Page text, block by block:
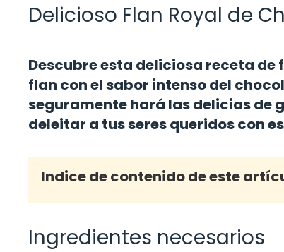
Delicioso Flan Royal de
Descubre esta deliciosa receta
flan con el sabor intenso del
seguramente hará las delicias de
deleitar a tus seres queridos con
Indice de contenido de este
Ingredientes necesarios